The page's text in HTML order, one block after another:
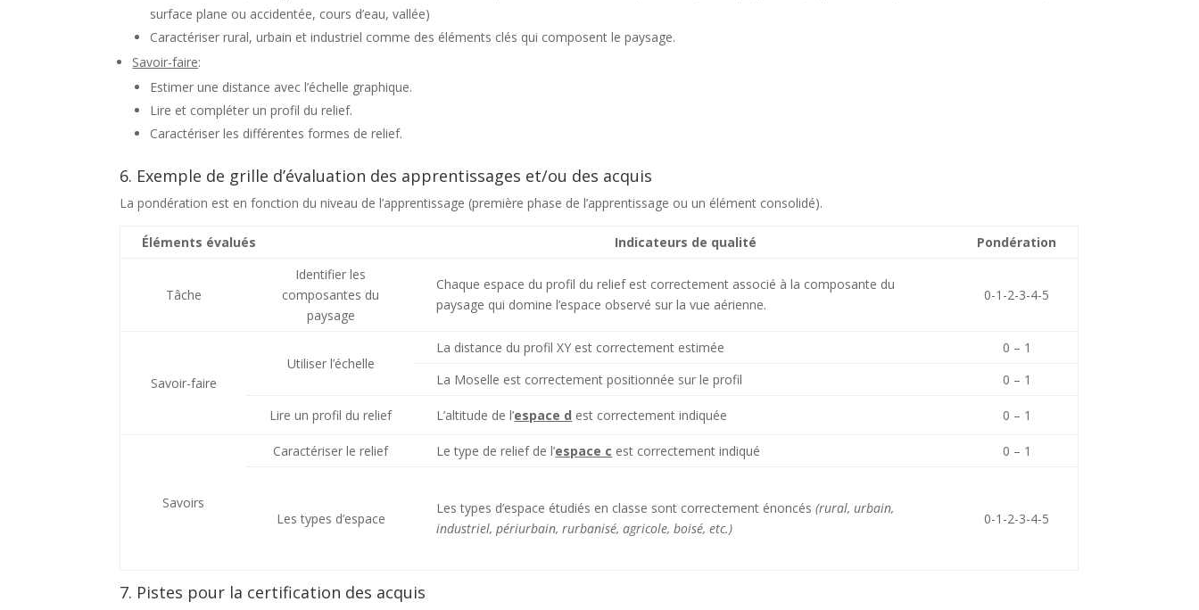
surface plane ou accidentée, cours d’eau, vallée)
Caractériser rural, urbain et industriel comme des éléments clés qui composent le paysage.
Savoir-faire:
Estimer une distance avec l’échelle graphique.
Lire et compléter un profil du relief.
Caractériser les différentes formes de relief.
6. Exemple de grille d’évaluation des apprentissages et/ou des acquis
La pondération est en fonction du niveau de l’apprentissage (première phase de l’apprentissage ou un élément consolidé).
Éléments évalués Indicateurs de qualité Pondération
Tâche
Identifier les
composantes du
paysage
Chaque espace du profil du relief est correctement associé à la composante du
paysage qui domine l’espace observé sur la vue aérienne.
0-1-2-3-4-5
Savoir-faire
Utiliser l’échelle
La distance du profil XY est correctement estimée
0 – 1
La Moselle est correctement positionnée sur le profil
0 – 1
Lire un profil du relief L’altitude de l’espace d est correctement indiquée 0 – 1
Savoirs
Caractériser le relief Le type de relief de l’espace c est correctement indiqué 0 – 1
Les types d’espace
Les types d’espace étudiés en classe sont correctement énoncés(rural, urbain,
industriel, périurbain, rurbanisé, agricole, boisé, etc.)
0-1-2-3-4-5
7. Pistes pour la certification des acquis